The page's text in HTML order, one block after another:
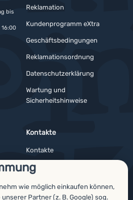
wie möglich einkaufen können,
unserer Partner(z. B.Google) sog.
Reklamation
Kundenprogramm eXtra
Geschäftsbedingungen
Reklamationsordnung
Datenschutzerklärung
Wartung und
Sicherheitshinweise
Kontakte
Kontakte
Angebote für Firmen und Vereine
Newsletter
bis
16:00